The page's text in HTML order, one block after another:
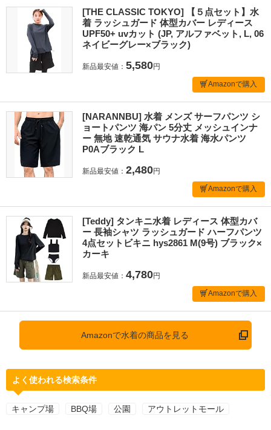
[THE CLASSIC TOKYO] 【５点セット】水
着 ラッシュガード 体型カバー レディース
UPF50+ uvカット (JP, アルファベット, L, 06
ネイビーグレー×ブラック)
新品最安値： 5,580円
Amazonで購入
[NARANNBU] 水着 メンズ サーフパンツ シ
ョートパンツ 海パン 5分丈 メッシュインナ
ー 無地 速乾通気 サウナ水着 海水パンツ
P0Aブラック L
新品最安値： 2,480円
Amazonで購入
[Teddy] タンキニ水着 レディース 体型カバ
ー 長袖シャツ ラッシュガード ハーフパンツ
4点セットビキニ hys2861 M(9号) ブラック×
カーキ
新品最安値： 4,780円
Amazonで購入
Amazonで水着の商品を見る
よく使われる検索条件
キャンプ場 BBQ場 公園 アウトレットモール